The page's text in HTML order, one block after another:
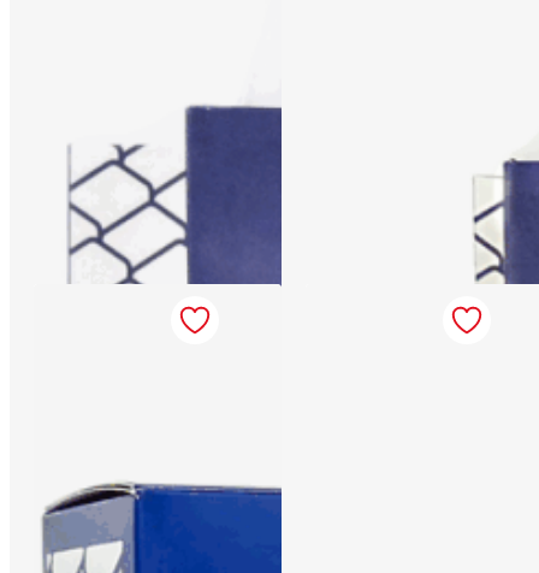
Indisponibil
Cos Craciun CG3